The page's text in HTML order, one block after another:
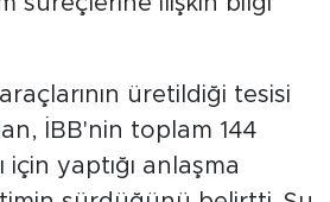
üretildiği tesisi
İBB'nin toplam 144
için yaptığı anlaşma